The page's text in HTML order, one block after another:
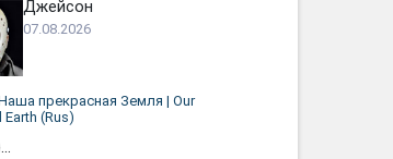
Джейсон
07.08.2026
прекрасная Земля | Our
(Rus)